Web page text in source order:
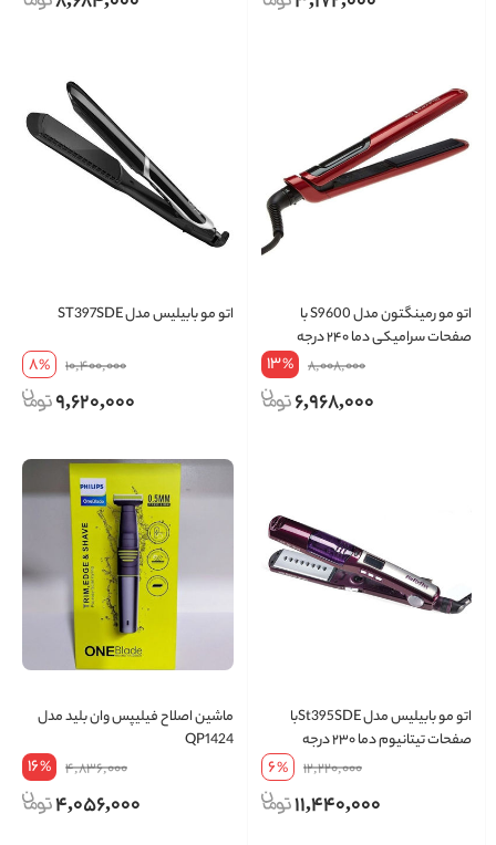
اتو مو رمینگتون مدل S9600 با
صفحات سرامیکی دما ۲۴۰ درجه
8,008,000
13%
6,968,000
اتو مو بابیلیس مدل ST397SDE
10,400,000
8%
9,620,000
اتو مو بابیلیس مدل St395SDEبا
صفحات تیتانیوم دما ۲۳۰ درجه
12,220,000
6%
11,440,000
ماشین اصلاح فیلیپس وان بلید مدل
QP1424
4,836,000
16%
4,056,000